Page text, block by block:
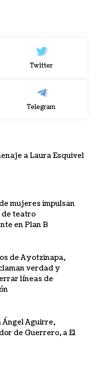
Twitter
Telegram
a Laura Esquivel
mujeres impulsan
teatro
en Plan B
de Ayotzinapa,
verdad y
líneas de
Ángel Aguirre,
de Guerrero, a El